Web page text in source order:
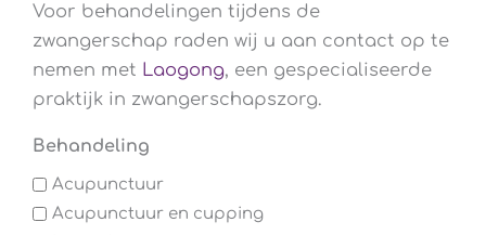
Voor behandelingen tijdens de
zwangerschap raden wij u aan contact op te
nemen met Laogong, een gespecialiseerde
praktijk in zwangerschapszorg.
Behandeling
Acupunctuur
Acupunctuur en cupping